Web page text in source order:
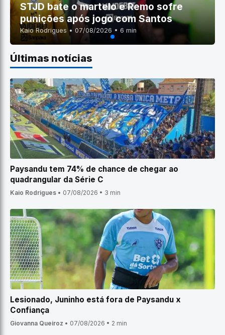
STJD bate o martelo e Remo sofre
punições após jogo com Santos
Kaio Rodrigues • 07/08/2026 • 6 min
Últimas notícias
Paysandu tem 74% de chance de chegar ao
quadrangular da Série C
Kaio Rodrigues • 07/08/2026 • 3 min
Lesionado, Juninho está fora de Paysandu x
Confiança
Giovanna Queiroz • 07/08/2026 • 2 min